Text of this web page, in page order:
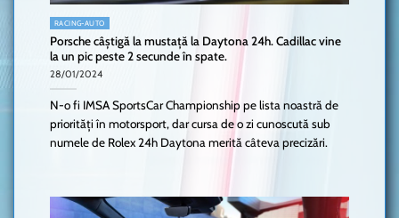
RACING-AUTO
Porsche câștigă la mustață la Daytona 24h. Cadillac vine
la un pic peste 2 secunde în spate.
28/01/2024
N-o fi IMSA SportsCar Championship pe lista noastră de
priorități în motorsport, dar cursa de o zi cunoscută sub
numele de Rolex 24h Daytona merită câteva precizări.